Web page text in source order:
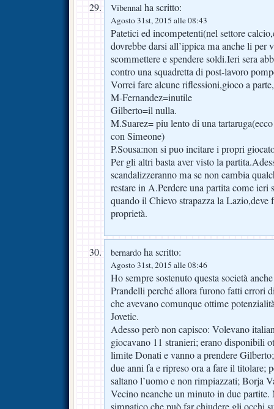
Vibennal ha scritto:
Agosto 31st, 2015 alle 08:43
Patetici ed incompetenti(nel settore
dovrebbe darsi all’ippica ma anche li per
scommettere e spendere soldi.Ieri sera
contro una squadretta di post-lavoro
Vorrei fare alcune riflessioni,gioco a
M-Fernandez=inutile
Gilberto=il nulla.
M.Suarez= piu lento di una
con Simeone)
P.Sousa:non si puo incitare i propri
Per gli altri basta aver visto la
scandalizzeranno ma se non cambia
restare in A.Perdere una partita come ieri
quando il Chievo strapazza la Lazio,deve
proprietà.
bernardo ha scritto:
Agosto 31st, 2015 alle 08:46
Ho sempre sostenuto questa società
Prandelli perché allora furono fatti errori
che avevano comunque ottime
Jovetic.
Adesso però non capisco: Volevano
giocavano 11 stranieri; erano disponibili
limite Donati e vanno a prendere
due anni fa e ripreso ora a fare il titolare;
saltano l’uomo e non rimpiazzati; Borja
Vecino neanche un minuto in due partite.